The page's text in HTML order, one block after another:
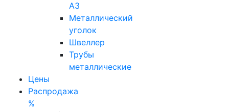
А3
Металлический
уголок
Швеллер
Трубы
металлические
Цены
Распродажа
%